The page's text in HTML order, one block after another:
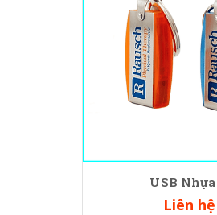
USB Nhựa
Liên hệ